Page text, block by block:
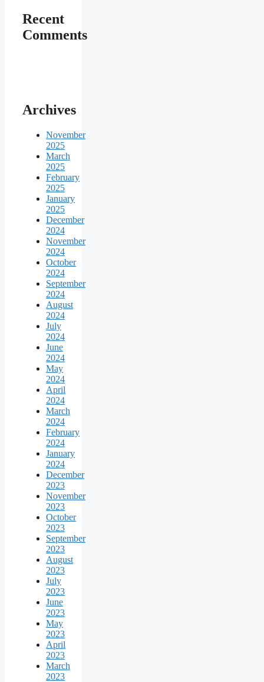
Recent
Comments
Archives
November
2025
March
2025
February
2025
January
2025
December
2024
November
2024
October
2024
September
2024
August
2024
July
2024
June
2024
May
2024
April
2024
March
2024
February
2024
January
2024
December
2023
November
2023
October
2023
September
2023
August
2023
July
2023
June
2023
May
2023
April
2023
March
2023